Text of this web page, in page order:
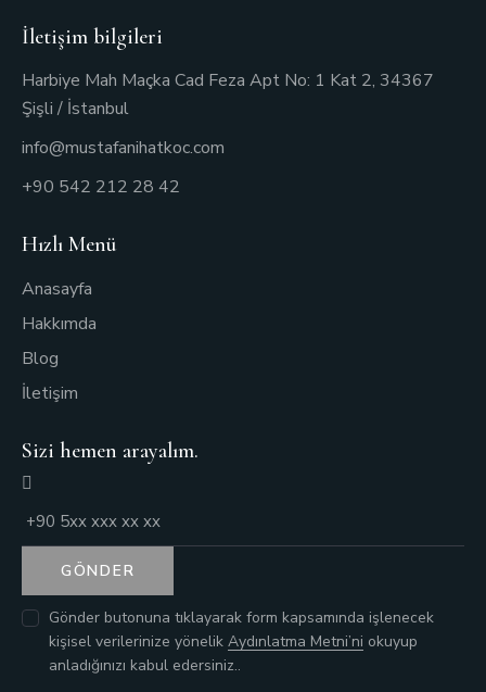
İletişim bilgileri
Harbiye Mah Maçka Cad Feza Apt No: 1 Kat 2, 34367
Şişli / İstanbul
info@mustafanihatkoc.com
+90 542 212 28 42
Hızlı Menü
Anasayfa
Hakkımda
Blog
İletişim
Sizi hemen arayalım.
GÖNDER
Gönder butonuna tıklayarak form kapsamında işlenecek
kişisel verilerinize yönelikAydınlatma Metni’ni okuyup
anladığınızı kabul edersiniz..